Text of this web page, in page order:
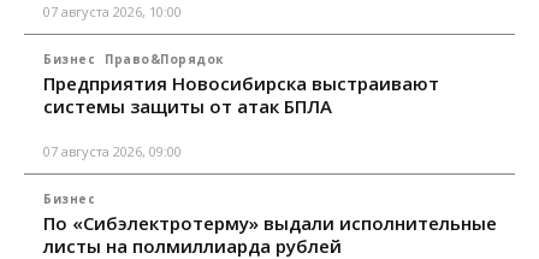
07 августа 2026, 10:00
Бизнес Право&Порядок
Предприятия Новосибирска выстраивают
системы защиты от атак БПЛА
07 августа 2026, 09:00
Бизнес
По «Сибэлектротерму» выдали исполнительные
листы на полмиллиарда рублей